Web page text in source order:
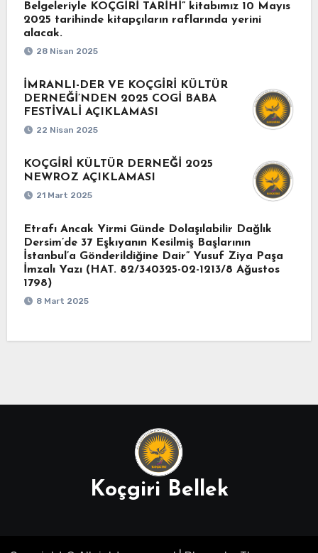
Belgeleriyle KOÇGİRİ TARİHİ” kitabımız 10 Mayıs
2025 tarihinde kitapçıların raflarında yerini
alacak.
28 Nisan 2025
İMRANLI-DER VE KOÇGİRİ KÜLTÜR
DERNEĞİ’NDEN 2025 COGİ BABA
FESTİVALİ AÇIKLAMASI
22 Nisan 2025
KOÇGİRİ KÜLTÜR DERNEĞİ 2025
NEWROZ AÇIKLAMASI
21 Mart 2025
Etrafı Ancak Yirmi Günde Dolaşılabilir Dağlık
Dersim’de 37 Eşkıyanın Kesilmiş Başlarının
İstanbul’a Gönderildiğine Dair” Yusuf Ziya Paşa
İmzalı Yazı (HAT. 82/340325-02-1213/8 Ağustos
1798)
8 Mart 2025
Koçgiri Bellek